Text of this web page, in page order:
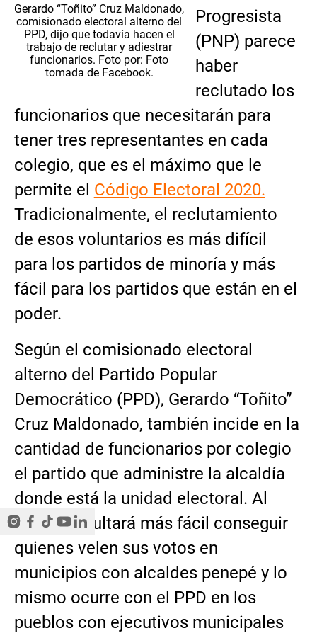
Gerardo “Toñito” Cruz Maldonado,
comisionado electoral alterno del
PPD, dijo que todavía hacen el
trabajo de reclutar y adiestrar
funcionarios. Foto por: Foto
tomada de Facebook.
Progresista
(PNP) parece
haber
reclutado los
funcionarios que necesitarán para
tener tres representantes en cada
colegio, que es el máximo que le
permite el Código Electoral 2020.
Tradicionalmente, el reclutamiento
de esos voluntarios es más difícil
para los partidos de minoría y más
fácil para los partidos que están en el
poder.
Según el comisionado electoral
alterno del Partido Popular
Democrático (PPD), Gerardo “Toñito”
Cruz Maldonado, también incide en la
cantidad de funcionarios por colegio
el partido que administre la alcaldía
donde está la unidad electoral. Al
PNP le resultará más fácil conseguir
quienes velen sus votos en
municipios con alcaldes penepé y lo
mismo ocurre con el PPD en los
pueblos con ejecutivos municipales